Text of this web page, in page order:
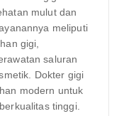
mulut dan
meliputi
gigi,
saluran
Dokter gigi
modern untuk
tinggi.